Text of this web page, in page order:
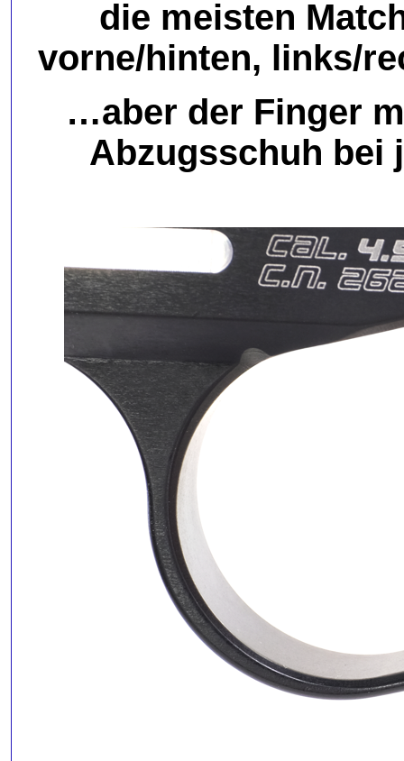
die meisten
vorne/hinten, links/
…aber der Finger
Abzugsschuh bei